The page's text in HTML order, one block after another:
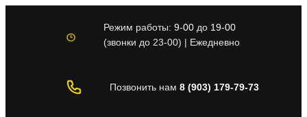
содержимому
Режим работы: 9-00до 19-00
(звонки до 23-00) | Ежедневно
Позвонить нам 8 (903) 179-79-73